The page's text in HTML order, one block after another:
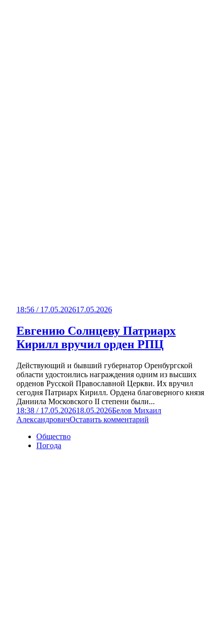
18:56 / 17.05.202617.05.2026
Евгению Солнцеву Патриарх
Кирилл вручил орден РПЦ
Действующий и бывший губернатор Оренбургской
области удостоились награждения одним из высших
орденов Русской Православной Церкви. Их вручил
сегодня Патриарх Кирилл. Ордена благоверного князя
Даниила Московского II степени были...
18:38 / 17.05.202618.05.2026Белов Михаил
АлександровичОставить комментарий
Общество
Погода